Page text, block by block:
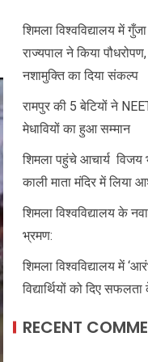
शिमला विश्वविद्यालय में
राज्यपाल ने किया
नशामुक्ति का दिया संकल्प
रामपुर की 5 बेटियों ने
मेधावियों का हुआ सम्मान
शिमला पहुंचे आचार्य विजय
काली माता मंदिर में लिया
शिमला विश्वविद्यालय के
भ्रमण:
शिमला विश्वविद्यालय में
विद्यार्थियों को दिए
RECENT